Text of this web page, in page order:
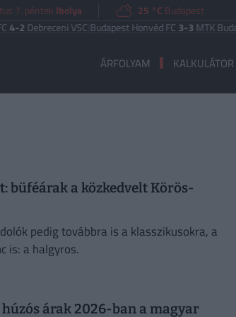
7. péntek Ibolya 25 °C Budapest
Debreceni VSC| Budapest Honvéd FC3-3MTK Budapest
ÁRFOLYAM KALKULÁTOR
büféárak a közkedvelt Körös-
pedig továbbra is a klasszikusokra, a
is: a halgyros.
árak 2026-ban a magyar